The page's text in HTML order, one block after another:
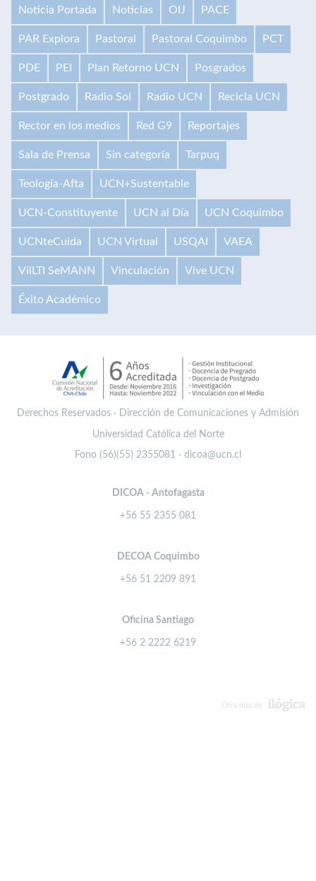
Noticia Portada Noticias OIJ PACE
PAR Explora Pastoral Pastoral Coquimbo PCT
PDE PEI Plan Retorno UCN Posgrados
Postgrado Radio Sol Radio UCN Recicla UCN
Rector en los medios Red G9 Reportajes
Sala de Prensa Sin categoría Tarpuq
Teología-Afta UCN+Sustentable
UCN-Constituyente UCN al Día UCN Coquimbo
UCNteCuida UCN Virtual USQAI VAEA
VilLTI SeMANN Vinculación Vive UCN
Éxito Académico
Derechos Reservados · Dirección de Comunicaciones y Admisión
Universidad Católica del Norte
Fono (56)(55) 2355081 · dicoa@ucn.cl
DICOA - Antofagasta
+56 55 2355 081
DECOA Coquimbo
+56 51 2209 891
Oficina Santiago
+56 2 2222 6219